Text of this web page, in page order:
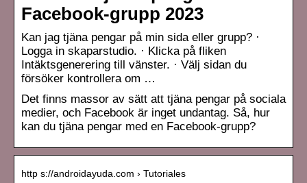
Facebook-grupp 2023
Kan jag tjäna pengar på min sida eller grupp? ·
Logga in skaparstudio. · Klicka på fliken
Intäktsgenerering till vänster. · Välj sidan du
försöker kontrollera om …
Det finns massor av sätt att tjäna pengar på sociala
medier, och Facebook är inget undantag. Så, hur
kan du tjäna pengar med en Facebook-grupp?
http s://androidayuda.com › Tutoriales